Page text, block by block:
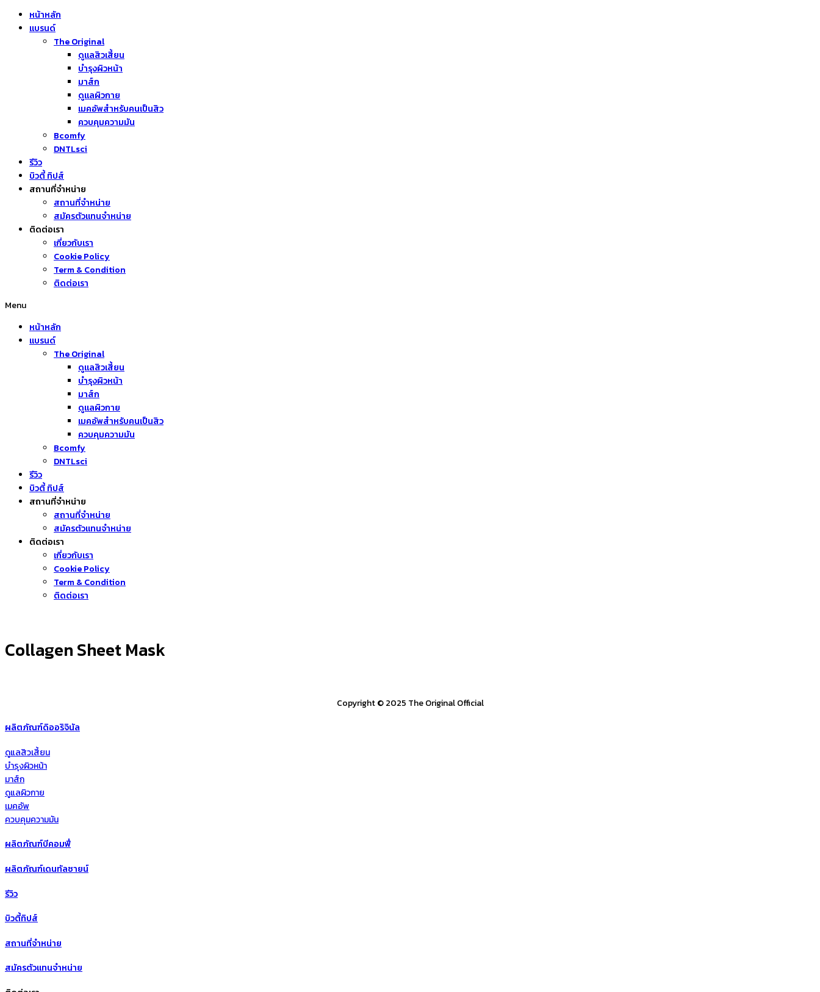
หน้าหลัก
แบรนด์
The Original
ดูแลสิวเสี้ยน
บำรุงผิวหน้า
มาส์ก
ดูแลผิวกาย
เมคอัพสำหรับคนเป็นสิว
ควบคุมความมัน
Bcomfy
DNTLsci
รีวิว
บิวตี้ ทิปส์
สถานที่จำหน่าย
สถานที่จำหน่าย
สมัครตัวแทนจำหน่าย
ติดต่อเรา
เกี่ยวกับเรา
Cookie Policy
Term & Condition
ติดต่อเรา
Menu
หน้าหลัก
แบรนด์
The Original
ดูแลสิวเสี้ยน
บำรุงผิวหน้า
มาส์ก
ดูแลผิวกาย
เมคอัพสำหรับคนเป็นสิว
ควบคุมความมัน
Bcomfy
DNTLsci
รีวิว
บิวตี้ ทิปส์
สถานที่จำหน่าย
สถานที่จำหน่าย
สมัครตัวแทนจำหน่าย
ติดต่อเรา
เกี่ยวกับเรา
Cookie Policy
Term & Condition
ติดต่อเรา
Collagen Sheet Mask
Copyright © 2025 The Original Official
ผลิตภัณฑ์ดิออริจินัล
ดูแลสิวเสี้ยน
บำรุงผิวหน้า
มาส์ก
ดูแลผิวกาย
เมคอัพ
ควบคุมความมัน
ผลิตภัณฑ์บีคอมฟี่
ผลิตภัณฑ์เดนทัลซายน์
รีวิว
บิวตี้ทิปส์
สถานที่จำหน่าย
สมัครตัวแทนจำหน่าย